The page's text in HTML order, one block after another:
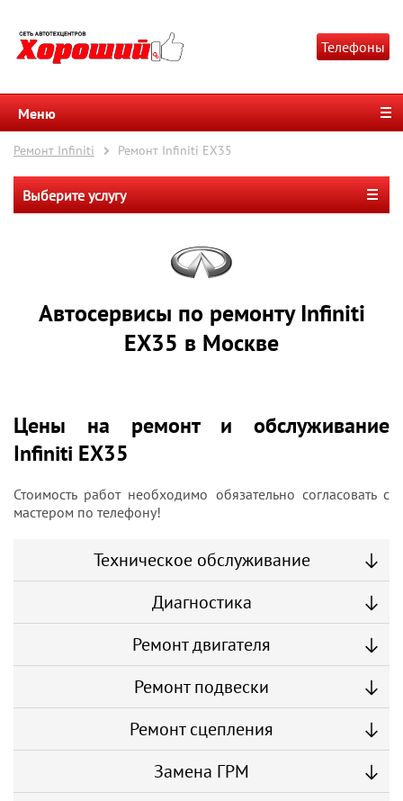
Телефоны
Меню
Ремонт Infiniti Ремонт Infiniti EX35
Выберите услугу
Автосервисы по ремонту Infiniti
EX35 в Москве
Цены на ремонт и обслуживание
Infiniti EX35
Стоимость работ необходимо обязательно согласовать с
мастером по телефону!
Техническое обслуживание
Диагностика
Ремонт двигателя
Ремонт подвески
Ремонт сцепления
Замена ГРМ